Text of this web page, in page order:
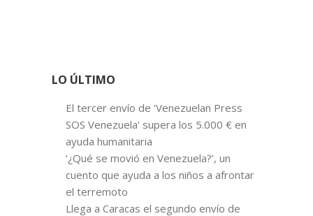
LO ÚLTIMO
El tercer envío de ‘Venezuelan Press
SOS Venezuela’ supera los 5.000 € en
ayuda humanitaria
‘¿Qué se movió en Venezuela?’, un
cuento que ayuda a los niños a afrontar
el terremoto
Llega a Caracas el segundo envío de